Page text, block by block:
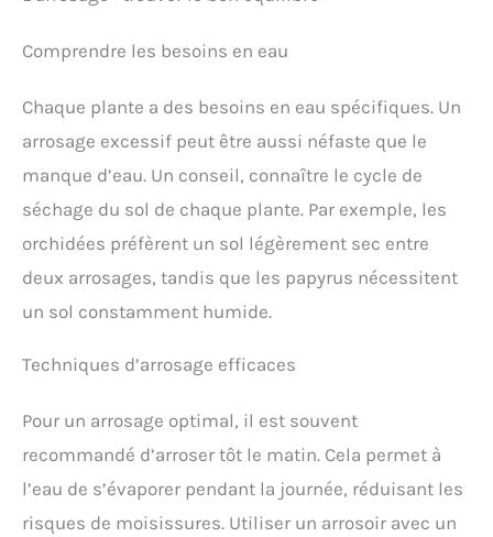
Comprendre les besoins en eau
Chaque plante a des besoins en eau spécifiques. Un
arrosage excessif peut être aussi néfaste que le
manque d’eau. Un conseil, connaître le cycle de
séchage du sol de chaque plante. Par exemple, les
orchidées préfèrent un sol légèrement sec entre
deux arrosages, tandis que les papyrus nécessitent
un sol constamment humide.
Techniques d’arrosage efficaces
Pour un arrosage optimal, il est souvent
recommandé d’arroser tôt le matin. Cela permet à
l’eau de s’évaporer pendant la journée, réduisant les
risques de moisissures. Utiliser un arrosoir avec un